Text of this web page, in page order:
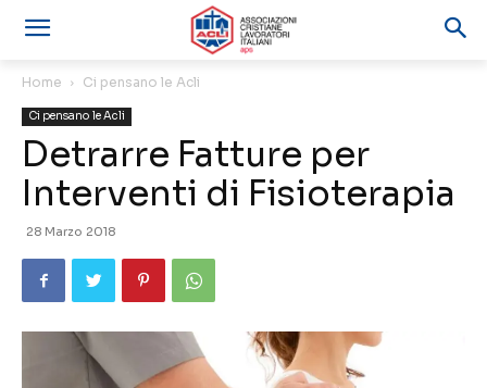
Home Ci pensano le Acli
Ci pensano le Acli
Detrarre Fatture per
Interventi di Fisioterapia
28 Marzo 2018